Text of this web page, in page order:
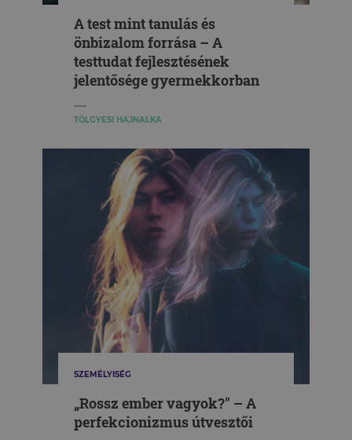
A test mint tanulás és
önbizalom forrása – A
testtudat fejlesztésének
jelentősége gyermekkorban
TÖLGYESI HAJNALKA
SZEMÉLYISÉG
„Rossz ember vagyok?" – A
perfekcionizmus útvesztői